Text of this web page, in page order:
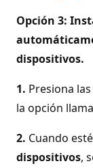
Opción 3:
dispositivos.
1. Presiona
la opción
2. Cuando
dispositivos,